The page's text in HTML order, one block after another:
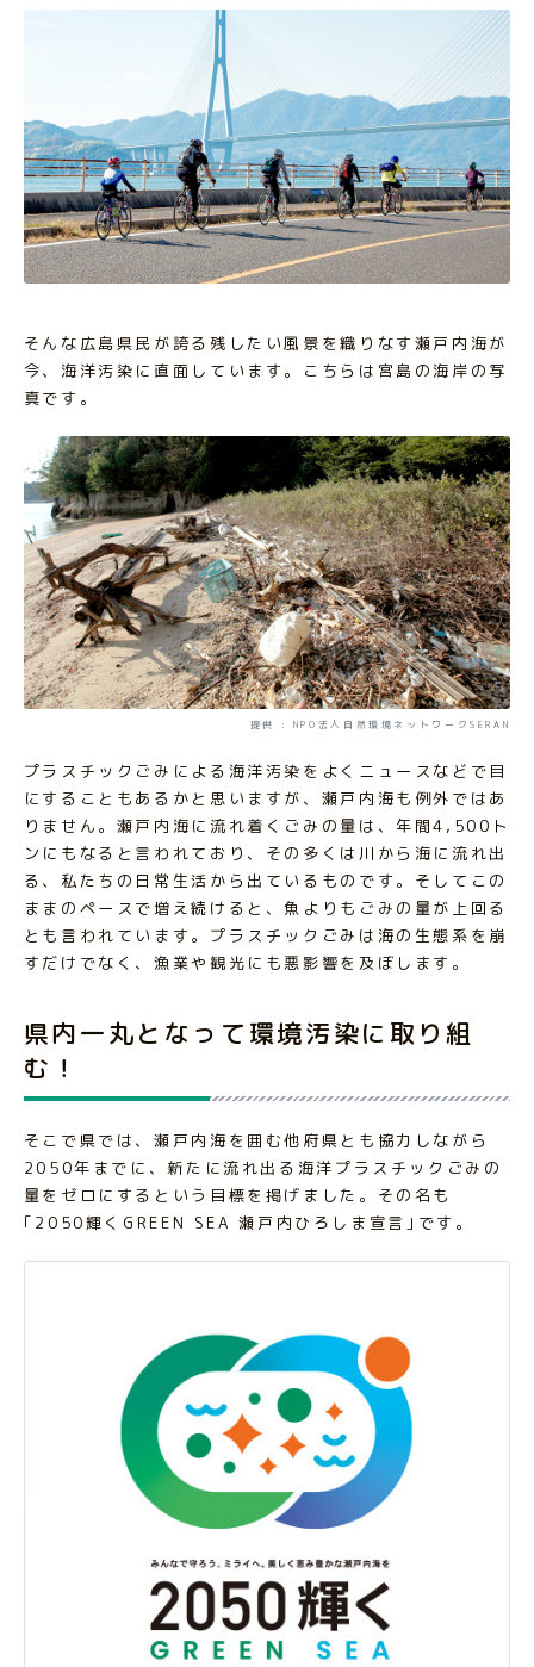
そんな広島県民が誇る残したい風景を織りなす瀬戸内海が
今、海洋汚染に直面しています。こちらは宮島の海岸の写
真です。
提供 : NPO法人自然環境ネットワークSERAN
プラスチックごみによる海洋汚染をよくニュースなどで目
にすることもあるかと思いますが、瀬戸内海も例外ではあ
りません。瀬戸内海に流れ着くごみの量は、年間4,500ト
ンにもなると言われており、その多くは川から海に流れ出
る、私たちの日常生活から出ているものです。そしてこの
ままのペースで増え続けると、魚よりもごみの量が上回る
とも言われています。プラスチックごみは海の生態系を崩
すだけでなく、漁業や観光にも悪影響を及ぼします。
県内一丸となって環境汚染に取り組
む！
そこで県では、瀬戸内海を囲む他府県とも協力しながら
2050年までに、新たに流れ出る海洋プラスチックごみの
量をゼロにするという目標を掲げました。その名も
｢2050輝くGREEN SEA 瀬戸内ひろしま宣言｣です。